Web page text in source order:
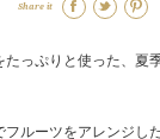
Share it
っぷりと使った、夏
ルーツをアレンジし